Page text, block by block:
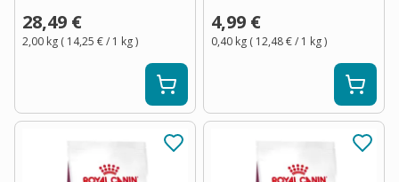
28,49 €
2,00 kg ( 14,25 €/ 1 kg)
4,99 €
0,40 kg ( 12,48 €/ 1 kg)